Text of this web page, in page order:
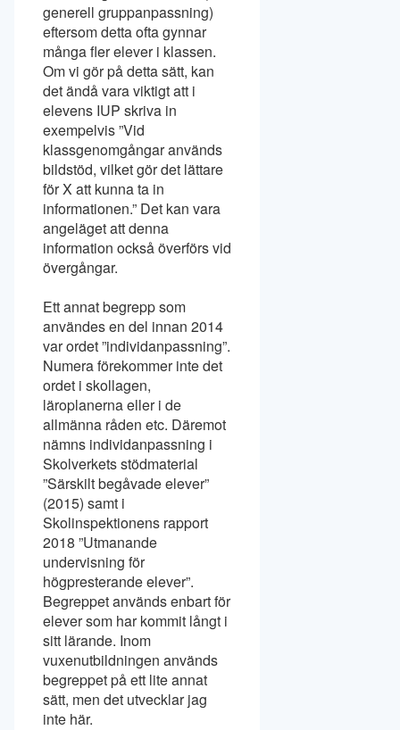
generell gruppanpassning)
eftersom detta ofta gynnar
många fler elever i klassen.
Om vi gör på detta sätt, kan
det ändå vara viktigt att i
elevens IUP skriva in
exempelvis ”Vid
klassgenomgångar används
bildstöd, vilket gör det lättare
för X att kunna ta in
informationen.” Det kan vara
angeläget att denna
information också överförs vid
övergångar.
Ett annat begrepp som
användes en del innan 2014
var ordet ”individanpassning”.
Numera förekommer inte det
ordet i skollagen,
läroplanerna eller i de
allmänna råden etc. Däremot
nämns individanpassning i
Skolverkets stödmaterial
”Särskilt begåvade elever”
(2015) samt i
Skolinspektionens rapport
2018 ”Utmanande
undervisning för
högpresterande elever”.
Begreppet används enbart för
elever som har kommit långt i
sitt lärande. Inom
vuxenutbildningen används
begreppet på ett lite annat
sätt, men det utvecklar jag
inte här.